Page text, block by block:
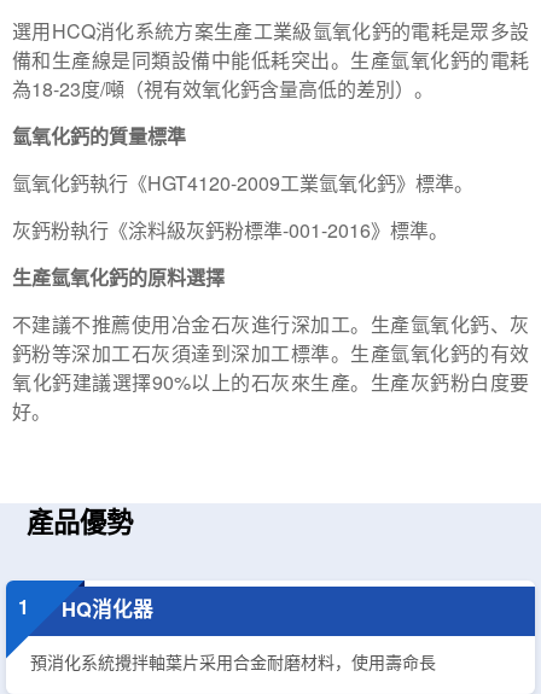
選用HCQ消化系統方案生產工業級氫氧化鈣的電耗是眾多設
備和生產線是同類設備中能低耗突出。生產氫氧化鈣的電耗
為18-23度/噸（視有效氧化鈣含量高低的差別）。
氫氧化鈣的質量標準
氫氧化鈣執行《HGT4120-2009工業氫氧化鈣》標準。
灰鈣粉執行《涂料級灰鈣粉標準-001-2016》標準。
生產氫氧化鈣的原料選擇
不建議不推薦使用冶金石灰進行深加工。生產氫氧化鈣、灰
鈣粉等深加工石灰須達到深加工標準。生產氫氧化鈣的有效
氧化鈣建議選擇90%以上的石灰來生產。生產灰鈣粉白度要
好。
產品優勢
1 HQ消化器
預消化系統攪拌軸葉片采用合金耐磨材料，使用壽命長